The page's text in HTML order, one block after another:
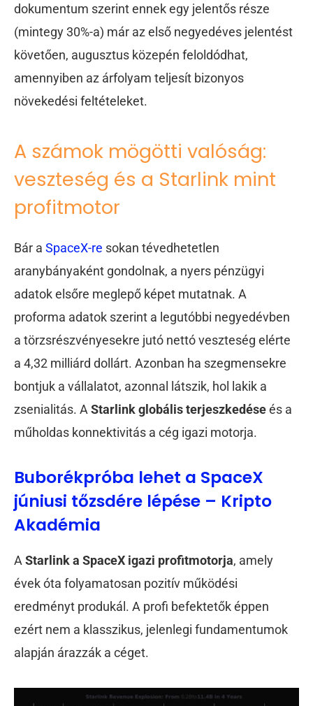
dokumentum szerint ennek egy jelentős része
(mintegy 30%-a) már az első negyedéves jelentést
követően, augusztus közepén feloldódhat,
amennyiben az árfolyam teljesít bizonyos
növekedési feltételeket.
A számok mögötti valóság:
veszteség és a Starlink mint
profitmotor
Bár a SpaceX-re sokan tévedhetetlen
aranybányaként gondolnak, a nyers pénzügyi
adatok elsőre meglepő képet mutatnak. A
proforma adatok szerint a legutóbbi negyedévben
a törzsrészvényesekre jutó nettó veszteség elérte
a 4,32 milliárd dollárt. Azonban ha szegmensekre
bontjuk a vállalatot, azonnal látszik, hol lakik a
zsenialitás. A Starlink globális terjeszkedéseés a
műholdas konnektivitás a cég igazi motorja.
Buborékpróba lehet a SpaceX
júniusi tőzsdére lépése – Kripto
Akadémia
AStarlink a SpaceX igazi profitmotorja, amely
évek óta folyamatosan pozitív működési
eredményt produkál. A profi befektetők éppen
ezért nem a klasszikus, jelenlegi fundamentumok
alapján árazzák a céget.